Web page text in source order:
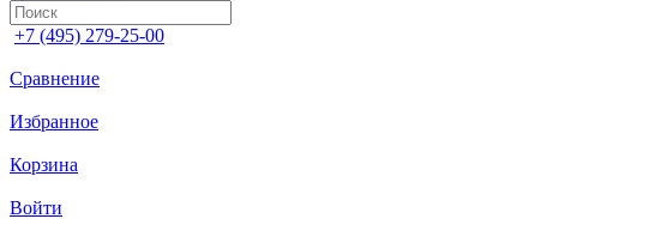
+7 (495) 279-25-00
Сравнение
Избранное
Корзина
Войти